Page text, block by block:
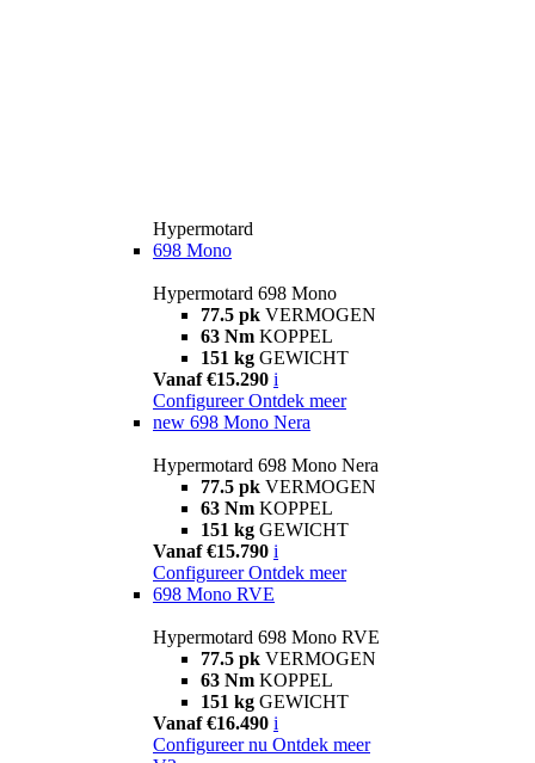
Hypermotard
698 Mono
Hypermotard 698 Mono
77.5 pk VERMOGEN
63 Nm KOPPEL
151 kg GEWICHT
Vanaf €15.290 i
Configureer Ontdek meer
new 698 Mono Nera
Hypermotard 698 Mono Nera
77.5 pk VERMOGEN
63 Nm KOPPEL
151 kg GEWICHT
Vanaf €15.790 i
Configureer Ontdek meer
698 Mono RVE
Hypermotard 698 Mono RVE
77.5 pk VERMOGEN
63 Nm KOPPEL
151 kg GEWICHT
Vanaf €16.490 i
Configureer nu Ontdek meer